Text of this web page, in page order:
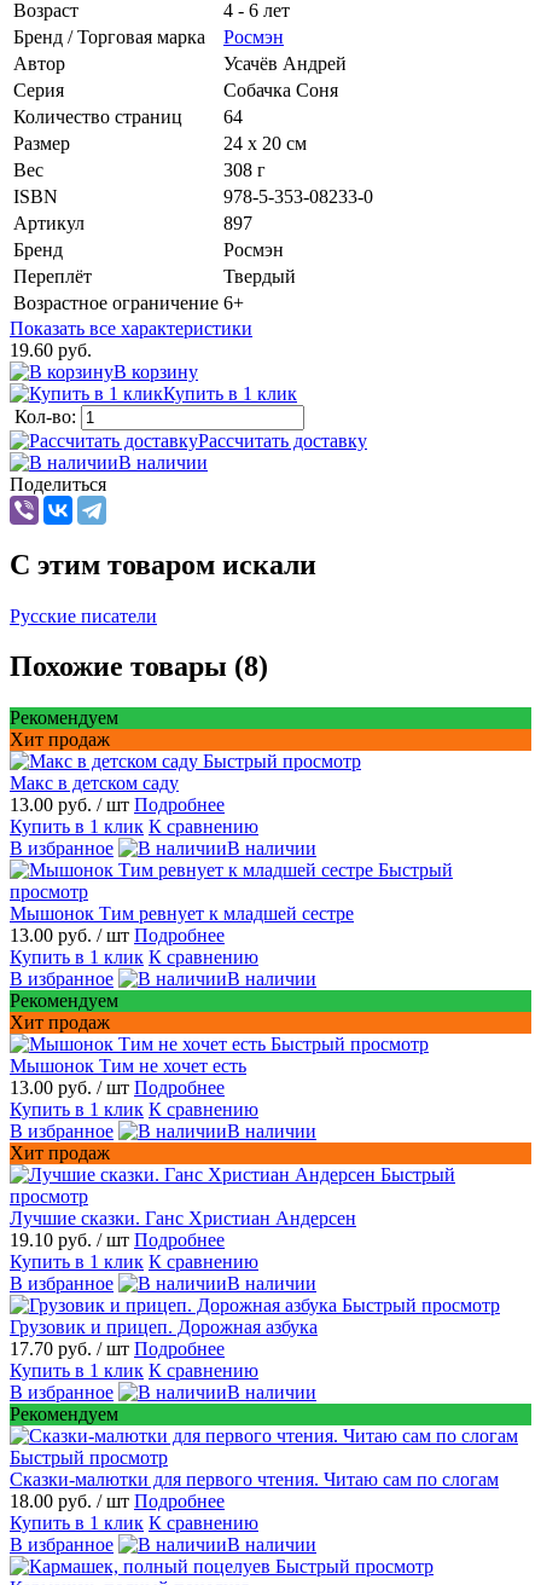
Возраст
4 - 6 лет
Бренд / Торговая марка
Росмэн
Автор
Усачёв Андрей
Серия
Собачка Соня
Количество страниц
64
Размер
24 х 20 см
Вес
308 г
ISBN
978-5-353-08233-0
Артикул
897
Бренд
Росмэн
Переплёт
Твердый
Возрастное ограничение 6+
Показать все характеристики
19.60 руб.
В корзину
Купить в 1 клик
Кол-во:
Рассчитать доставку
В наличии
Поделиться
C этим товаром искали
Русские писатели
Похожие товары (8)
Рекомендуем
Хит продаж
Быстрый просмотр
Макс в детском саду
13.00 руб. / шт Подробнее
Купить в 1 клик К сравнению
В избранное
В наличии
Быстрый
просмотр
Мышонок Тим ревнует к младшей сестре
13.00 руб. / шт Подробнее
Купить в 1 клик К сравнению
В избранное
В наличии
Рекомендуем
Хит продаж
Быстрый просмотр
Мышонок Тим не хочет есть
13.00 руб. / шт Подробнее
Купить в 1 клик К сравнению
В избранное
В наличии
Хит продаж
Быстрый
просмотр
Лучшие сказки. Ганс Христиан Андерсен
19.10 руб. / шт Подробнее
Купить в 1 клик К сравнению
В избранное
В наличии
Быстрый просмотр
Грузовик и прицеп. Дорожная азбука
17.70 руб. / шт Подробнее
Купить в 1 клик К сравнению
В избранное
В наличии
Рекомендуем
Быстрый просмотр
Сказки-малютки для первого чтения. Читаю сам по слогам
18.00 руб. / шт Подробнее
Купить в 1 клик К сравнению
В избранное
В наличии
Быстрый просмотр